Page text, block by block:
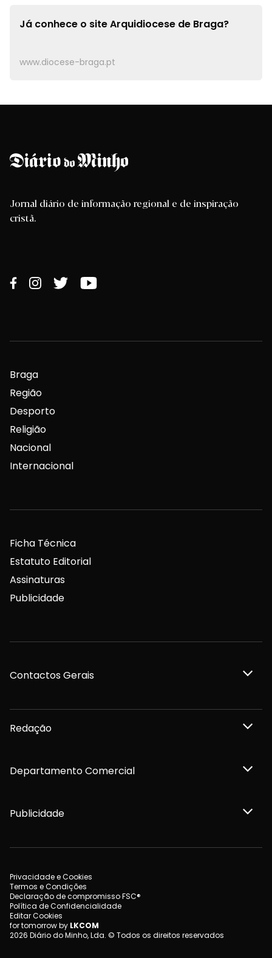
Já conhece o siteArquidiocese de Braga?
www.diocese-braga.pt
Jornal diário de informação regional e de inspiração
cristã.
Braga
Região
Desporto
Religião
Nacional
Internacional
Ficha Técnica
Estatuto Editorial
Assinaturas
Publicidade
Contactos Gerais
Redação
Departamento Comercial
Publicidade
Privacidade e Cookies
Termos e Condições
Declaração de compromisso FSC®
Política de Confidencialidade
Editar Cookies
for tomorrow by LKCOM
2026 Diário do Minho, Lda. © Todos os direitos reservados